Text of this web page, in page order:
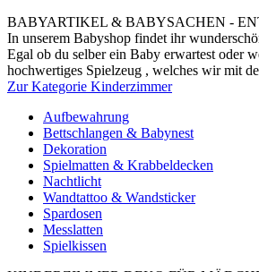
BABYARTIKEL & BABYSACHEN -
In unserem Babyshop findet ihr
Egal ob du selber ein Baby erwartest oder
hochwertiges Spielzeug , welches wir mit
Zur Kategorie Kinderzimmer
Aufbewahrung
Bettschlangen & Babynest
Dekoration
Spielmatten & Krabbeldecken
Nachtlicht
Wandtattoo & Wandsticker
Spardosen
Messlatten
Spielkissen